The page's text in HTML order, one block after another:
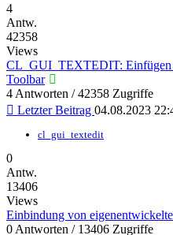
4
Antw.
42358
Views
CL_GUI_TEXTEDIT: Einfügen
Toolbar
4 Antworten / 42358 Zugriffe
Letzter Beitrag 04.08.2023
cl_gui_textedit
0
Antw.
13406
Views
Einbindung von
0 Antworten / 13406 Zugriffe